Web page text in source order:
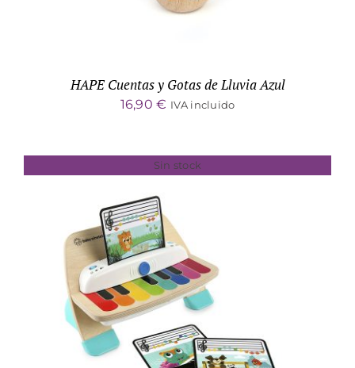
HAPE Cuentas y Gotas de Lluvia Azul
16,90€ IVA incluido
Sin stock
DETALLES